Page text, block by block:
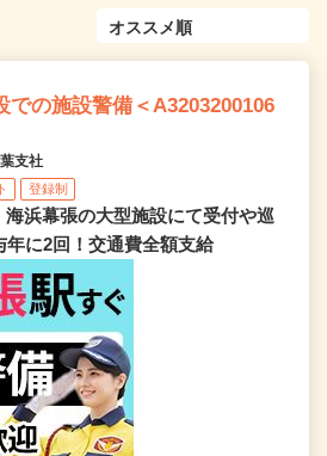
での施設警備＜A3203200106
支社
登録制
海浜幕張の大型施設にて受付や巡
年に2回！交通費全額支給